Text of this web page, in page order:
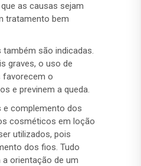
as causas sejam
tratamento bem
são indicadas.
graves, o uso de
favorecem o
e previnem a queda.
e complemento dos
cosméticos em loção
utilizados, pois
dos fios. Tudo
orientação de um